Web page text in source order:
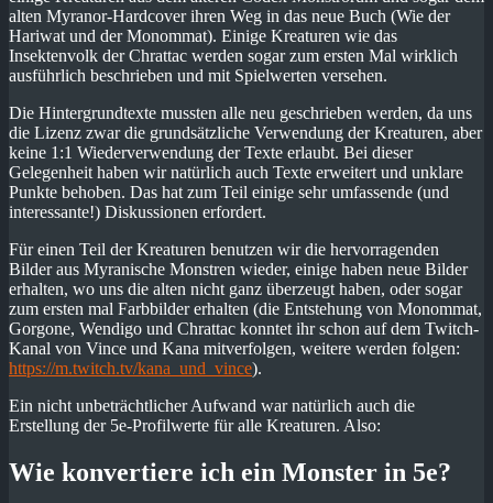
alten Myranor-Hardcover ihren Weg in das neue Buch (Wie der
Hariwat und der Monommat). Einige Kreaturen wie das
Insektenvolk der Chrattac werden sogar zum ersten Mal wirklich
ausführlich beschrieben und mit Spielwerten versehen.
Die Hintergrundtexte mussten alle neu geschrieben werden, da uns
die Lizenz zwar die grundsätzliche Verwendung der Kreaturen, aber
keine 1:1 Wiederverwendung der Texte erlaubt. Bei dieser
Gelegenheit haben wir natürlich auch Texte erweitert und unklare
Punkte behoben. Das hat zum Teil einige sehr umfassende (und
interessante!) Diskussionen erfordert.
Für einen Teil der Kreaturen benutzen wir die hervorragenden
Bilder aus Myranische Monstren wieder, einige haben neue Bilder
erhalten, wo uns die alten nicht ganz überzeugt haben, oder sogar
zum ersten mal Farbbilder erhalten (die Entstehung von Monommat,
Gorgone, Wendigo und Chrattac konntet ihr schon auf dem Twitch-
Kanal von Vince und Kana mitverfolgen, weitere werden folgen:
https://m.twitch.tv/kana_und_vince).
Ein nicht unbeträchtlicher Aufwand war natürlich auch die
Erstellung der 5e-Profilwerte für alle Kreaturen. Also:
Wie konvertiere ich ein Monster in 5e?